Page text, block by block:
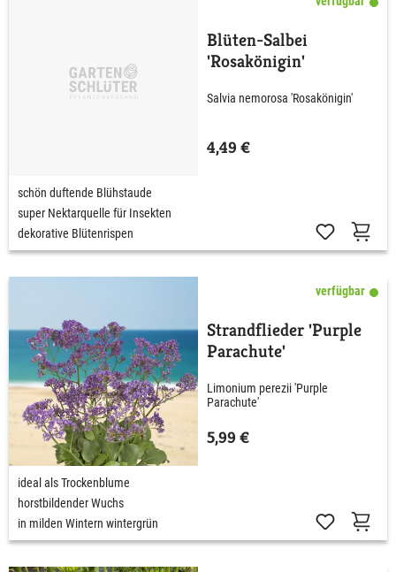
Blüten-Salbei
'Rosakönigin'
Salvia nemorosa 'Rosakönigin'
4,49 €
schön duftende Blühstaude
super Nektarquelle für Insekten
dekorative Blütenrispen
verfügbar
Strandflieder 'Purple
Parachute'
Limonium perezii 'Purple
Parachute'
5,99 €
ideal als Trockenblume
horstbildender Wuchs
in milden Wintern wintergrün